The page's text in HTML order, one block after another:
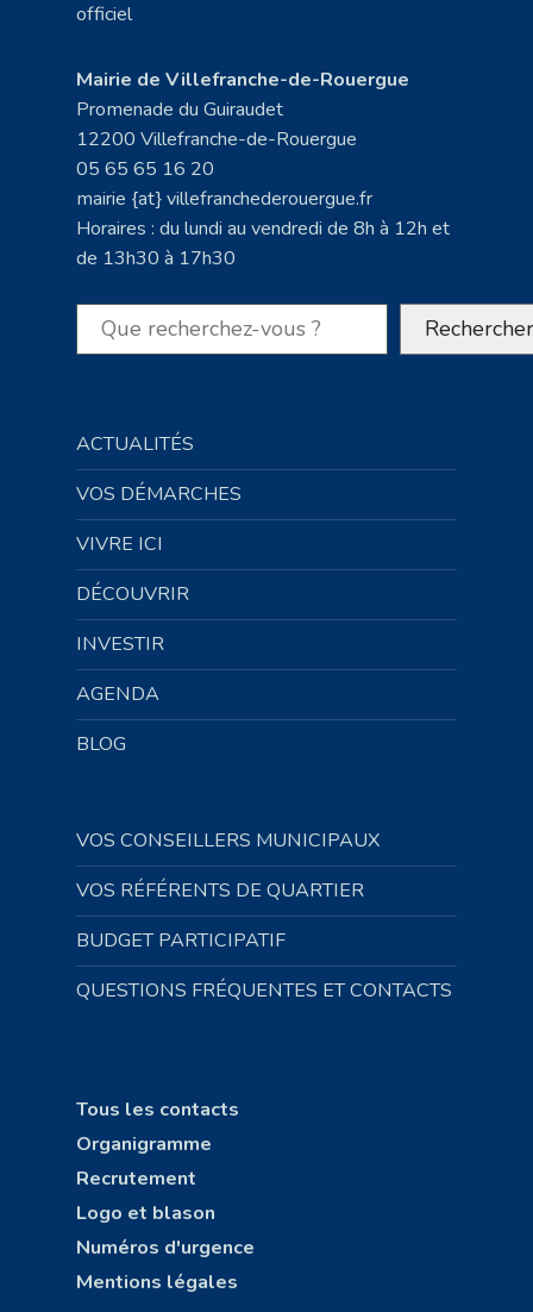
Mairie de Villefranche-de-Rouergue
Promenade du Guiraudet
12200 Villefranche-de-Rouergue
05 65 65 16 20
mairie {at} villefranchederouergue.fr
Horaires : du lundi au vendredi de 8h à 12h et
de 13h30 à 17h30
Rechercher Rechercher
ACTUALITÉS
VOS DÉMARCHES
VIVRE ICI
DÉCOUVRIR
INVESTIR
AGENDA
BLOG
VOS CONSEILLERS MUNICIPAUX
VOS RÉFÉRENTS DE QUARTIER
BUDGET PARTICIPATIF
QUESTIONS FRÉQUENTES ET CONTACTS
Tous les contacts
Organigramme
Recrutement
Logo et blason
Numéros d'urgence
Mentions légales